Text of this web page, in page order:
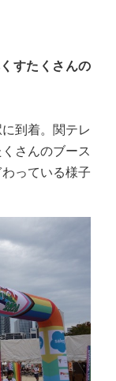
すたくさんの
到着。関テレ
さんのブース
っている様子